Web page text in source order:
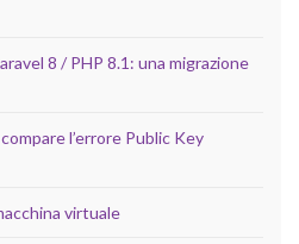
8 / PHP 8.1: una migrazione
l’errore Public Key
virtuale